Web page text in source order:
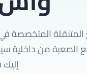
المتنقلة المتخصصة
الصعبة من داخلية
إليك